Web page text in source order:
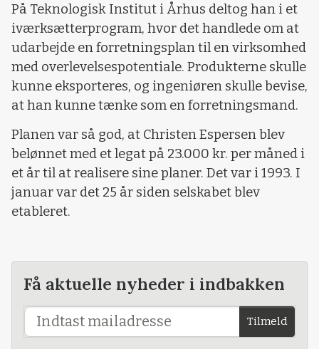
På Teknologisk Institut i Århus deltog han i et
iværksætterprogram, hvor det handlede om at
udarbejde en forretningsplan til en virksomhed
med overlevelsespotentiale. Produkterne skulle
kunne eksporteres, og ingeniøren skulle bevise,
at han kunne tænke som en forretningsmand.
Planen var så god, at Christen Espersen blev
belønnet med et legat på 23.000 kr. per måned i
et år til at realisere sine planer. Det var i 1993. I
januar var det 25 år siden selskabet blev
etableret.
Få aktuelle nyheder i indbakken
Tilmeld